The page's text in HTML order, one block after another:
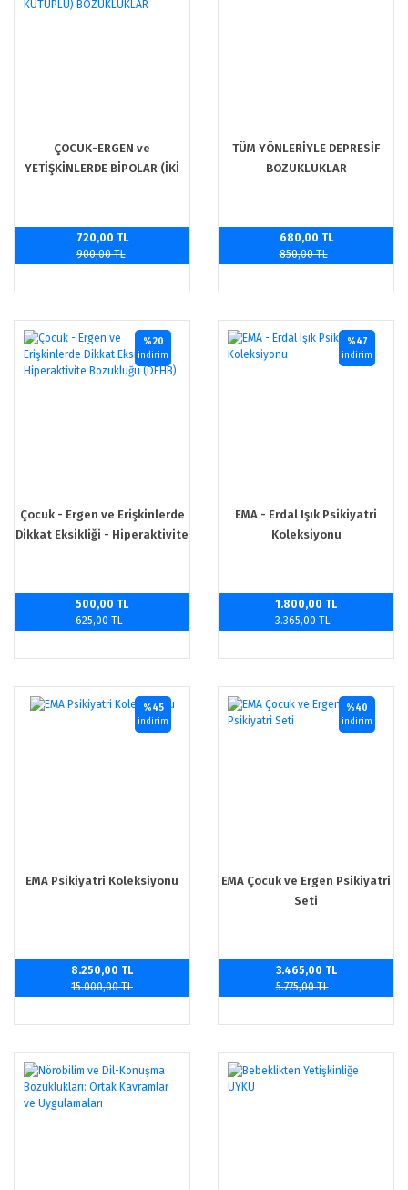
ÇOCUK-ERGEN ve
YETİŞKİNLERDE BİPOLAR (İKİ
720,00 TL
900,00 TL
TÜM YÖNLERİYLE DEPRESİF
BOZUKLUKLAR
680,00 TL
850,00 TL
Çocuk - Ergen ve Erişkinlerde
Dikkat Eksikliği - Hiperaktivite
%20
indirim
500,00 TL
625,00 TL
EMA - Erdal Işık Psikiyatri
Koleksiyonu
%47
indirim
1.800,00 TL
3.365,00 TL
EMA Psikiyatri Koleksiyonu
%45
indirim
8.250,00 TL
15.000,00 TL
EMA Çocuk ve Ergen Psikiyatri
Seti
%40
indirim
3.465,00 TL
5.775,00 TL